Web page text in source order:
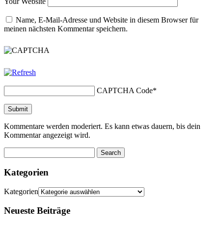
Name, E-Mail-Adresse und Website in diesem Browser für
meinen nächsten Kommentar speichern.
CAPTCHA Code*
Kommentare werden moderiert. Es kann etwas dauern, bis dein
Kommentar angezeigt wird.
Kategorien
Kategorien
Neueste Beiträge